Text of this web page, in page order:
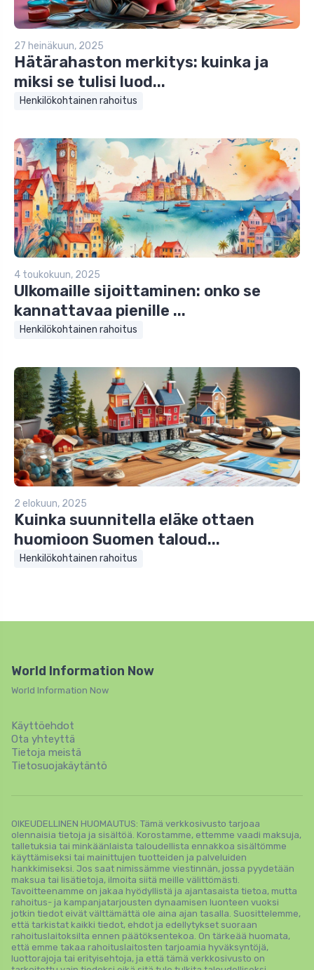
27 heinäkuun, 2025
Hätärahaston merkitys: kuinka ja
miksi se tulisi luod...
Henkilökohtainen rahoitus
4 toukokuun, 2025
Ulkomaille sijoittaminen: onko se
kannattavaa pienille ...
Henkilökohtainen rahoitus
2 elokuun, 2025
Kuinka suunnitella eläke ottaen
huomioon Suomen taloud...
Henkilökohtainen rahoitus
World Information Now
World Information Now
Käyttöehdot
Ota yhteyttä
Tietoja meistä
Tietosuojakäytäntö
OIKEUDELLINEN HUOMAUTUS: Tämä verkkosivusto tarjoaa
olennaisia ​​tietoja ja sisältöä. Korostamme, ettemme vaadi maksuja,
talletuksia tai minkäänlaista taloudellista ennakkoa sisältömme
käyttämiseksi tai mainittujen tuotteiden ja palveluiden
hankkimiseksi. Jos saat nimissämme viestinnän, jossa pyydetään
maksua tai lisätietoja, ilmoita siitä meille välittömästi.
Tavoitteenamme on jakaa hyödyllistä ja ajantasaista tietoa, mutta
rahoitus- ja kampanjatarjousten dynaamisen luonteen vuoksi
jotkin tiedot eivät välttämättä ole aina ajan tasalla. Suosittelemme,
että tarkistat kaikki tiedot, ehdot ja edellytykset suoraan
rahoituslaitoksilta ennen päätöksentekoa. On tärkeää huomata,
että emme takaa rahoituslaitosten tarjoamia hyväksyntöjä,
luottorajoja tai erityisehtoja, ja että tämä verkkosivusto on